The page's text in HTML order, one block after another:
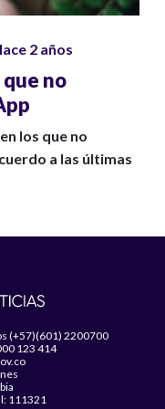
2 años
no
los que no
a las últimas
(+57)(601) 2200700
123 414
111321